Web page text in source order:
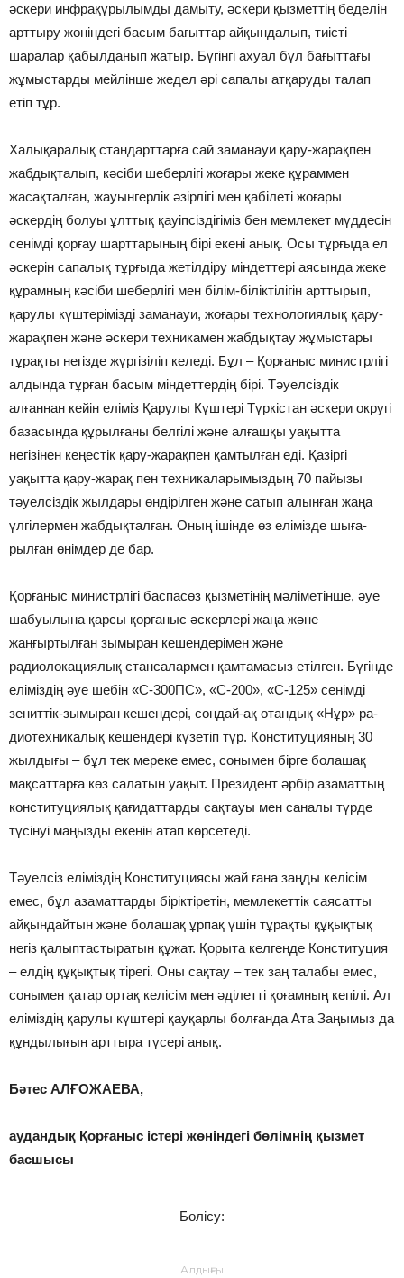
әскери инфра­құрылымды дамыту, әскери қызметтің беделін
арттыру жөніндегі басым бағыттар айқындалып, тиісті
шаралар қабылданып жатыр. Бүгінгі ахуал бұл бағыттағы
жұмыстарды мейлінше жедел әрі сапалы атқаруды талап
етіп тұр.
Халықаралық стандарттарға сай заманауи қару-жарақпен
жабдықталып, кәсіби шеберлігі жоғары жеке құраммен
жасақталған, жауынгерлік әзірлігі мен қабілеті жоғары
әскердің болуы ұлттық қауіпсіздігіміз бен мемлекет мүддесін
сенімді қорғау шарттарының бірі екені анық. Осы тұрғыда ел
әскерін сапалық тұрғыда жетілдіру міндеттері аясында жеке
құрамның кәсіби ше­бер­лігі мен білім-біліктілігін арттырып,
қарулы күштерімізді заманауи, жоғары технологиялық қару-
жарақпен және әскери техника­мен жабдықтау жұмыстары
тұрақты негіз­де жүргізіліп келеді. Бұл – Қор­ғаныс министрлігі
алдында тұрған басым міндеттердің бірі. Тәуелсіздік
алғаннан кейін еліміз Қарулы Күш­тері Түркістан әскери округі
база­сында құрылғаны белгілі және алғаш­қы уақытта
негізінен кеңестік қару-жарақпен қамтылған еді. Қазіргі
уақытта қару-жарақ пен техни­ка­ларымыздың 70 пайызы
тәуелсіздік жылдары өндірілген және сатып алынған жаңа
үлгілермен жаб­дық­тал­ған. Оның ішінде өз елімізде шыға­
рылған өнімдер де бар.
Қорғаныс министрлігі баспасөз қызметінің мәліметінше, әуе
шабуылына қарсы қорғаныс әскерлері жаңа және
жаңғыртылған зымыран кешендерімен және
радиолокациялық стансалармен қамтамасыз етілген. Бүгінде
еліміз­дің әуе шебін «С-300ПС», «С-200», «С-125» сенімді
зениттік-зымыран кешен­дері, сондай-ақ отандық «Нұр» ра­
диотехникалық кешендері күзетіп тұр. Конституцияның 30
жылдығы – бұл тек мереке емес, сонымен бірге болашақ
мақсаттарға көз салатын уақыт. Президент әрбір азаматтың
конституциялық қағидаттарды сақтауы мен саналы түрде
түсінуі маңызды екенін атап көрсетеді.
Тәуелсіз еліміздің Конституциясы жай ғана заңды келісім
емес, бұл азаматтарды біріктіретін, мемлекеттік саясатты
айқындайтын және болашақ ұрпақ үшін тұрақты құқықтық
негіз қалыптастыратын құжат. Қорыта келгенде Конституция
– елдің құқықтық тірегі. Оны сақтау – тек заң талабы емес,
сонымен қатар ортақ келісім мен әділетті қоғамның кепілі. Ал
еліміздің қарулы күштері қауқарлы болғанда Ата Заңымыз да
құндылығын арттыра түсері анық.
Бәтес АЛҒОЖАЕВА,
аудандық Қорғаныс істері жөніндегі бөлімнің қызмет
басшысы
Бөлісу:
Алдыңғы